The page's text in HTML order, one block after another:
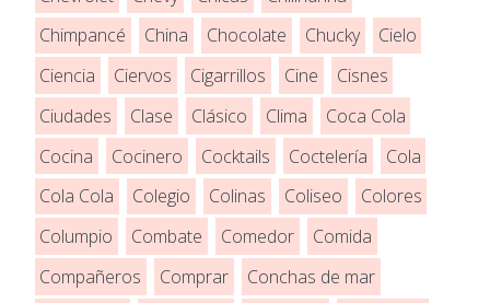
Chimpancé
China Chocolate Chucky
Cielo
Ciencia
Ciervos Cigarrillos Cine
Cisnes
Ciudades
Clase Clásico Clima
Coca Cola
Cocina
Cocinero Cocktails Coctelería
Cola
Cola Cola
Colegio Colinas Coliseo
Colores
Columpio
Combate Comedor
Comida
Compañeros
Comprar
Conchas de mar